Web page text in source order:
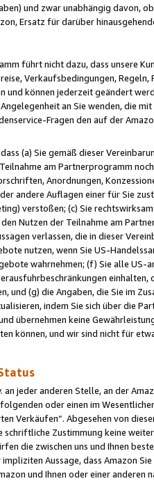
und zwar unabhängig davon,
Ersatz für darüber
führt nicht dazu, dass unsere
Verkaufsbedingungen,
und können jederzeit geändert
an Sie wenden, die
Fragen den auf der
(a) Sie gemäß dieser
am Partnerprogramm
Anordnungen,
andere Auflagen einer für Sie
verstoßen; (c) Sie
Nutzen der Teilnahme am
verlassen, die in dieser
nutzen, wenn Sie US-
wahrnehmen; (f) Sie alle
und (g) die Angaben, die Sie im
indem Sie sich über die
übernehmen keine
können, und wir sind nicht für
an jeder anderen Stelle, an der
oder einen im
Verkäufen“. Abgesehen von
schriftliche Zustimmung keine
die zwischen uns und Ihnen
Aussage, dass Amazon
und Ihnen oder einer